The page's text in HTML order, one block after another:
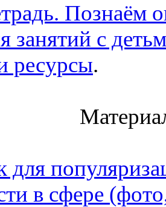
занятий с
ресурсы.
для
в сфере